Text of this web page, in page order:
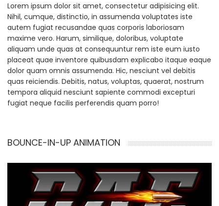
Lorem ipsum dolor sit amet, consectetur adipisicing elit.
Nihil, cumque, distinctio, in assumenda voluptates iste
autem fugiat recusandae quas corporis laboriosam
maxime vero. Harum, similique, doloribus, voluptate
aliquam unde quas at consequuntur rem iste eum iusto
placeat quae inventore quibusdam explicabo itaque eaque
dolor quam omnis assumenda. Hic, nesciunt vel debitis
quas reiciendis. Debitis, natus, voluptas, quaerat, nostrum
tempora aliquid nesciunt sapiente commodi excepturi
fugiat neque facilis perferendis quam porro!
BOUNCE-IN-UP ANIMATION